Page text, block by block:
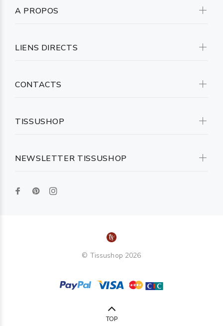
NEWSLETTER TISSUSHOP
A PROPOS
LIENS DIRECTS
CONTACTS
TISSUSHOP
© Tissushop 2026
TOP